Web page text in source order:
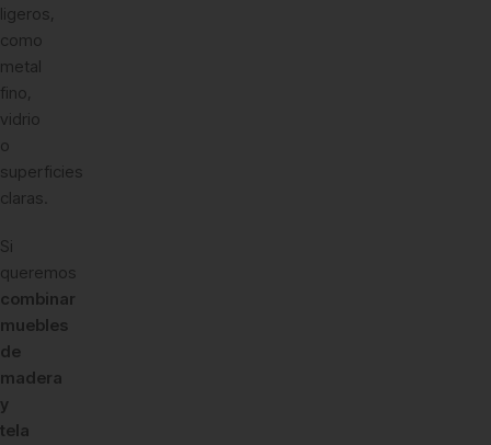
ligeros,
como
metal
fino,
vidrio
o
superficies
claras.
Si
queremos
combinar
muebles
de
madera
y
tela